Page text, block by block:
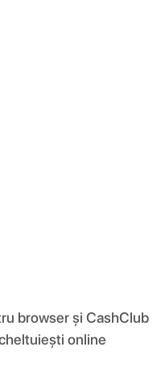
browser și CashClub
online